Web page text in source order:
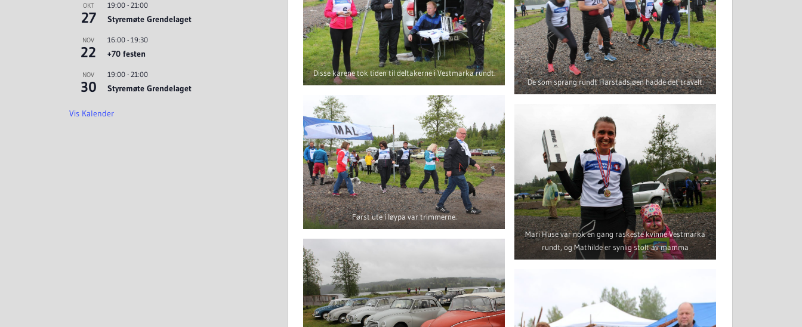
Disse karene tok tiden til deltakerne i Vestmarka rundt.
De som sprang rundt Harstadsjøen hadde det travelt.
Først ute i løypa var trimmerne.
Mari Huse var nok en gang raskeste kvinne Vestmarka
rundt, og Mathilde er synlig stolt av mamma
OKT
27
19:00 - 21:00
Styremøte Grendelaget
NOV
22
16:00 - 19:30
+70 festen
NOV
30
19:00 - 21:00
Styremøte Grendelaget
Vis Kalender